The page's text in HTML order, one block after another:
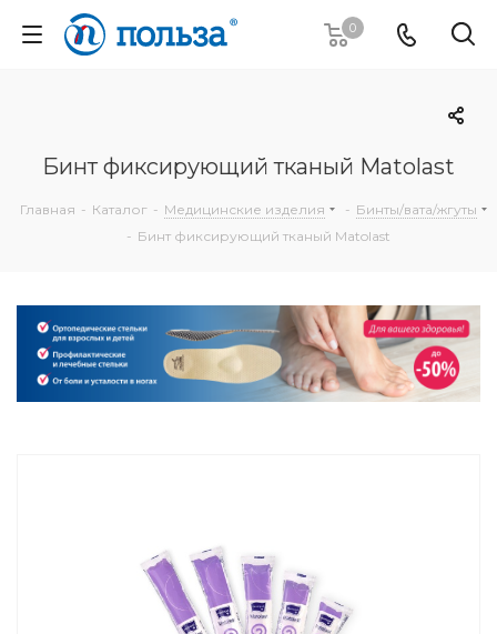
0
Бинт фиксирующий тканый Matolast
Главная - Каталог - Медицинские изделия - Бинты/вата/жгуты
- Бинт фиксирующий тканый Matolast